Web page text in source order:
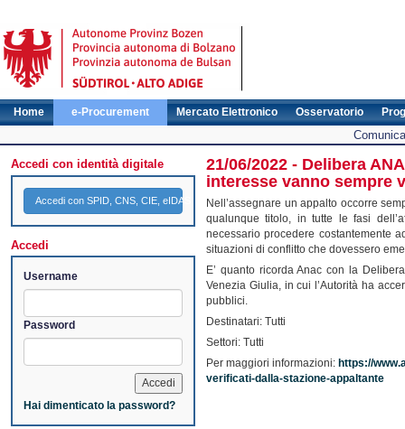
Home e-Procurement Mercato Elettronico Osservatorio
Accedi con identità digitale
Accedi con SPID, CNS, CIE, eIDAS
Accedi
Username
Password
Hai dimenticato la password?
21/06/2022 - Delibera
interesse vanno sempre
Nell’assegnare un appalto occorre
qualunque titolo, in tutte le fasi
necessario procedere costantemente
situazioni di conflitto che dovessero
E’ quanto ricorda Anac con la
Venezia Giulia, in cui l’Autorità ha
pubblici.
Destinatari: Tutti
Settori: Tutti
Per maggiori informazioni: https://
verificati-dalla-stazione-appaltante